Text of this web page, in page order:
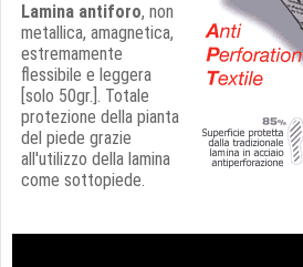
Lamina antiforo, non
metallica, amagnetica,
estremamente
flessibile e leggera
[solo 50gr.]. Totale
protezione della pianta
del piede grazie
all'utilizzo della lamina
come sottopiede.